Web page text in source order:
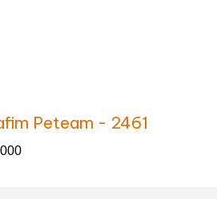
Peteam - 2461